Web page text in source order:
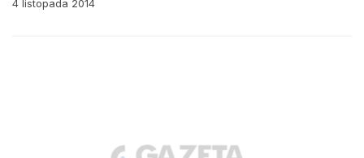
4 listopada 2014